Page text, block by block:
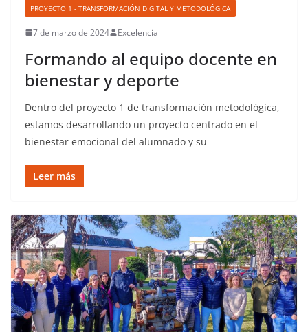
PROYECTO 1 - TRANSFORMACIÓN DIGITAL Y METODOLÓGICA
7 de marzo de 2024 Excelencia
Formando al equipo docente en
bienestar y deporte
Dentro del proyecto 1 de transformación metodológica,
estamos desarrollando un proyecto centrado en el
bienestar emocional del alumnado y su
Leer más